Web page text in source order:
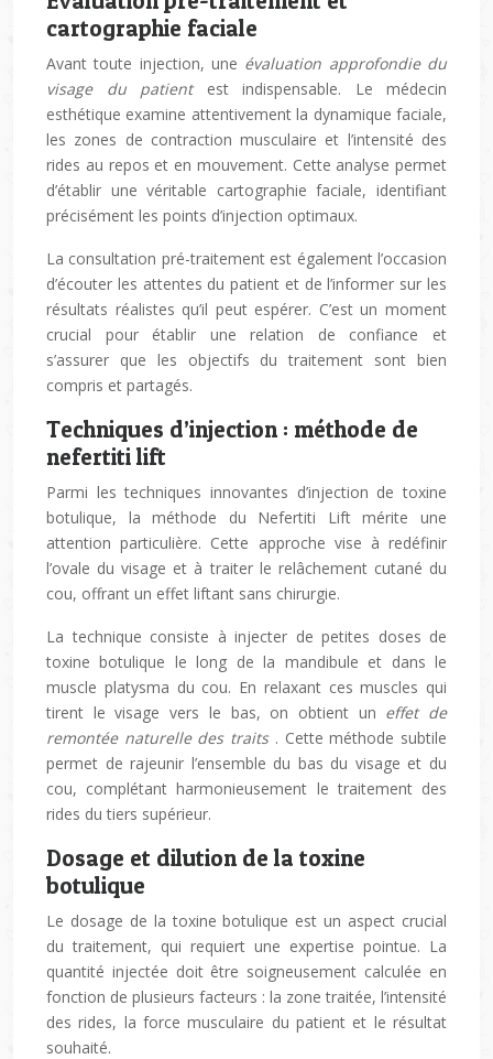
cartographie faciale
Avant toute injection, une évaluation approfondie du
visage du patient est indispensable. Le médecin
esthétique examine attentivement la dynamique faciale,
les zones de contraction musculaire et l’intensité des
rides au repos et en mouvement. Cette analyse permet
d’établir une véritable cartographie faciale, identifiant
précisément les points d’injection optimaux.
La consultation pré-traitement est également l’occasion
d’écouter les attentes du patient et de l’informer sur les
résultats réalistes qu’il peut espérer. C’est un moment
crucial pour établir une relation de confiance et
s’assurer que les objectifs du traitement sont bien
compris et partagés.
Techniques d’injection : méthode de
nefertiti lift
Parmi les techniques innovantes d’injection de toxine
botulique, la méthode du Nefertiti Lift mérite une
attention particulière. Cette approche vise à redéfinir
l’ovale du visage et à traiter le relâchement cutané du
cou, offrant un effet liftant sans chirurgie.
La technique consiste à injecter de petites doses de
toxine botulique le long de la mandibule et dans le
muscle platysma du cou. En relaxant ces muscles qui
tirent le visage vers le bas, on obtient un effet de
remontée naturelle des traits . Cette méthode subtile
permet de rajeunir l’ensemble du bas du visage et du
cou, complétant harmonieusement le traitement des
rides du tiers supérieur.
Dosage et dilution de la toxine
botulique
Le dosage de la toxine botulique est un aspect crucial
du traitement, qui requiert une expertise pointue. La
quantité injectée doit être soigneusement calculée en
fonction de plusieurs facteurs : la zone traitée, l’intensité
des rides, la force musculaire du patient et le résultat
souhaité.